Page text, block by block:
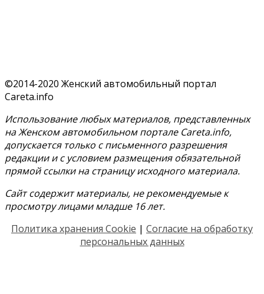
©2014-2020 Женский автомобильный портал
Careta.info
Использование любых материалов, представленных
на Женском автомобильном портале Careta.info,
допускается только с письменного разрешения
редакции и с условием размещения обязательной
прямой ссылки на страницу исходного материала.
Сайт содержит материалы, не рекомендуемые к
просмотру лицами младше 16 лет.
Политика хранения Cookie | Согласие на обработку
персональных данных